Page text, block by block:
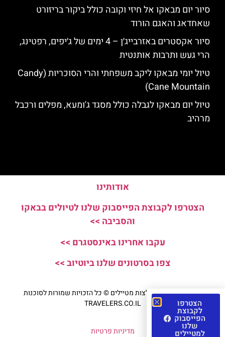
סיור יום מבאקו אל חיזי וקובה כולל ביקור בריזורט
שאחדאג והאגם הורוד
סיור אקסטרים באזרבייג׳ן – 4 ימים של ג׳יפים, רפטינג,
הרי געש ותרבות אותנטית
טיול יומי מבאקו ליקב משפחתי והרי הסוכריות (Candy
Cane Mountain)
טיול יום מבאקו לגבלה כולל מסגד ג'ומעא, מפלים ורכבל
מרהיב
אודותינו
הצטרפו לקבוצת הפייסבוק שלנו לטיולים בבאקו
והסביבה >>
עקבו אחרינו באינסטגרם >>
צפו בסרטונים שלנו ביוטיוב >>
האתר הינו אתר המלצות מטיילים © כל הזכויות שמורות לסוכנות
TRAVELERS.CO.IL
מדיניות פרטיות
הצטרפו
לקבוצת
הפייסבוק
שלנו
למטיילים